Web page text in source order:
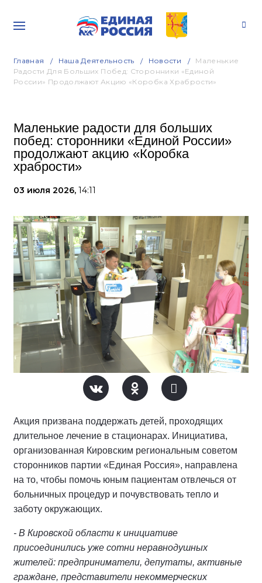
Главная Наша Деятельность Новости
Маленькие
Радости Для Больших Побед: Сторонники «Единой
России» Продолжают Акцию «Коробка Храбрости»
Маленькие радости для больших
побед: сторонники «Единой России»
продолжают акцию «Коробка
храбрости»
03 июля 2026, 14:11
Акция призвана поддержать детей, проходящих
длительное лечение в стационарах. Инициатива,
организованная Кировским региональным советом
сторонников партии «Единая Россия», направлена
на то, чтобы помочь юным пациентам отвлечься от
больничных процедур и почувствовать тепло и
заботу окружающих.
- В Кировской области к инициативе
присоединились уже сотни неравнодушных
жителей: предприниматели, депутаты, активные
граждане, представители некоммерческих